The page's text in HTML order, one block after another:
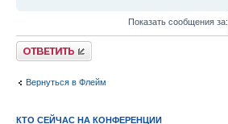
Показать сообщения за:
Ответить
Вернуться в Флейм
КТО СЕЙЧАС НА КОНФЕРЕНЦИИ